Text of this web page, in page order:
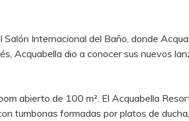
Internacional del Baño, donde
Acquabella dio a conocer sus nuevos
abierto de 100 m². El Acquabella
tumbonas formadas por platos de